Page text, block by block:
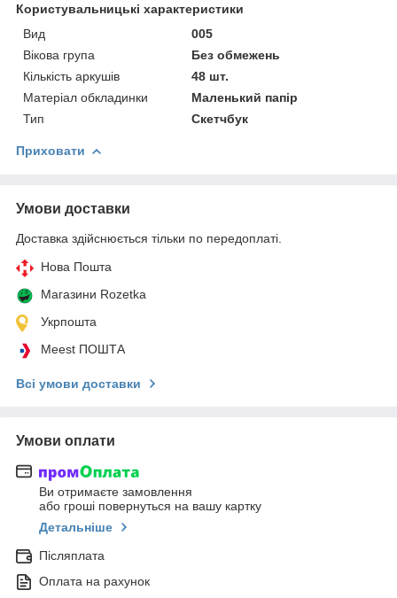
Користувальницькі характеристики
Вид
005
Вікова група
Без обмежень
Кількість аркушів
48 шт.
Матеріал обкладинки
Маленький папір
Тип
Скетчбук
Приховати
Умови доставки
Доставка здійснюється тільки по передоплаті.
Нова Пошта
Магазини Rozetka
Укрпошта
Meest ПОШТА
Всі умови доставки
Умови оплати
Ви отримаєте замовлення
або гроші повернуться на вашу картку
Детальніше
Післяплата
Оплата на рахунок